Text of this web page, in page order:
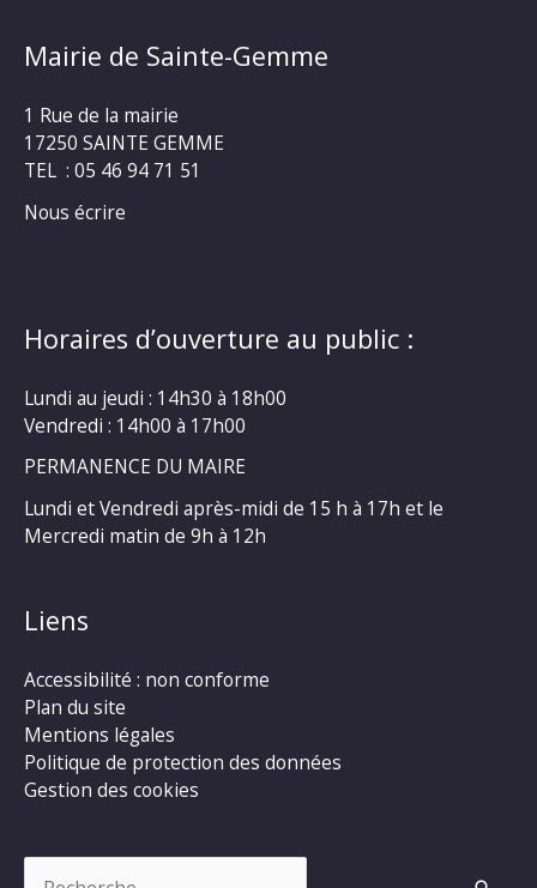
Mairie de Sainte-Gemme
1 Rue de la mairie
17250 SAINTE GEMME
TEL : 05 46 94 71 51
Nous écrire
Horaires d’ouverture au public :
Lundi au jeudi : 14h30 à 18h00
Vendredi : 14h00 à 17h00
PERMANENCE DU MAIRE
Lundi et Vendredi après-midi de 15 h à 17h et le
Mercredi matin de 9h à 12h
Liens
Accessibilité : non conforme
Plan du site
Mentions légales
Politique de protection des données
Gestion des cookies